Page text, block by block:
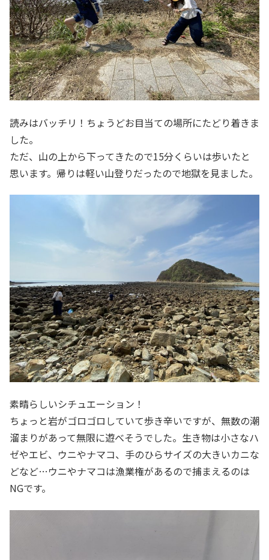
読みはバッチリ！ちょうどお目当ての場所にたどり着きま
した。
ただ、山の上から下ってきたので15分くらいは歩いたと
思います。帰りは軽い山登りだったので地獄を見ました。
素晴らしいシチュエーション！
ちょっと岩がゴロゴロしていて歩き辛いですが、無数の潮
溜まりがあって無限に遊べそうでした。生き物は小さなハ
ゼやエビ、ウニやナマコ、手のひらサイズの大きいカニな
どなど…ウニやナマコは漁業権があるので捕まえるのは
NGです。